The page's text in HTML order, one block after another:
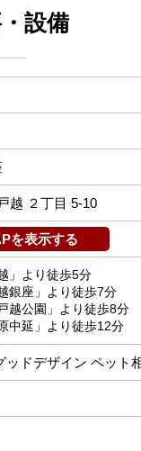
設備
越 ２丁目 5-10
を表示する
」より徒歩5分
銀座」より徒歩7分
越公園」より徒歩8分
中延」より徒歩12分
ッドデザイン ペット